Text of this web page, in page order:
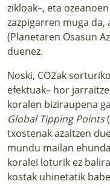
zikloak–, eta
zazpigarren muga da,
(Planetaren Osasun
duenez.
Noski, CO2ak
efektuak– hor
koralen biziraupena
Global Tipping Points
txostenakazaltzen
mundu mailan
koralei loturik ez
kostak uhinetatik